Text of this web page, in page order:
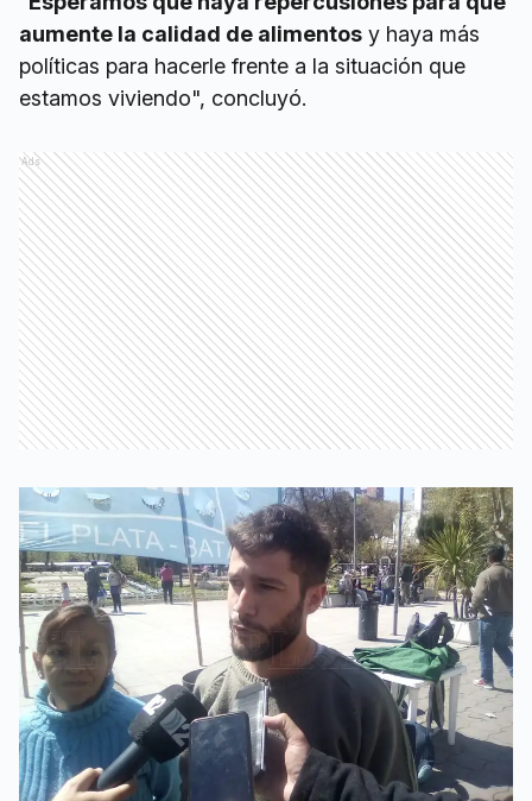
aumente la calidad de alimentos y haya más
políticas para hacerle frente a la situación que
estamos viviendo", concluyó.
Ads